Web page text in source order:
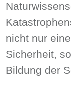
nicht nur
Sicherheit,
Bildung der